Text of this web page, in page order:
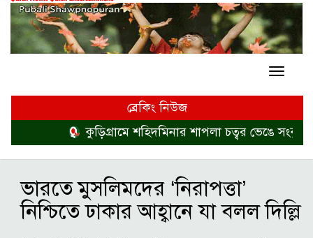
ব্রেকিং নিউজ
কুড়িগ্রামে শহিদমিনার শাপলা চত্বর ভেঙে সংকুচিত
ভারতে মুসলিমদের ‘নিরাপত্তা’
নিশ্চিতে ঢাকার আহ্বানে যা বলল দিল্লি